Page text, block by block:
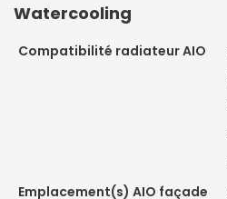
Watercooling
Compatibilité radiateur AIO
Emplacement(s) AIO façade